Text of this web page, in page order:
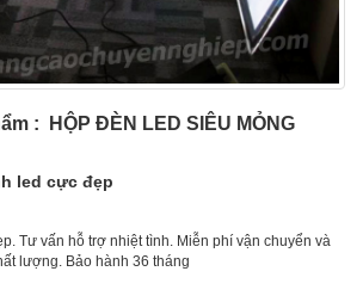
: HỘP ĐÈN LED SIÊU MỎNG
led cực đẹp
Tư vấn hỗ trợ nhiệt tình. Miễn phí vận chuyển và
lượng. Bảo hành 36 tháng